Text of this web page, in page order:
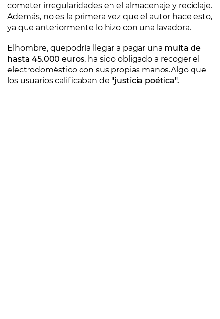
cometer irregularidades en el almacenaje y reciclaje.
Además, no es la primera vez que el autor hace esto,
ya que anteriormente lo hizo con una lavadora.
El hombre, quepodría llegar a pagar una multa de
hasta 45.000 euros, ha sido obligado a recoger el
electrodoméstico con sus propias manos.Algo que
los usuarios calificaban de "justicia poética".